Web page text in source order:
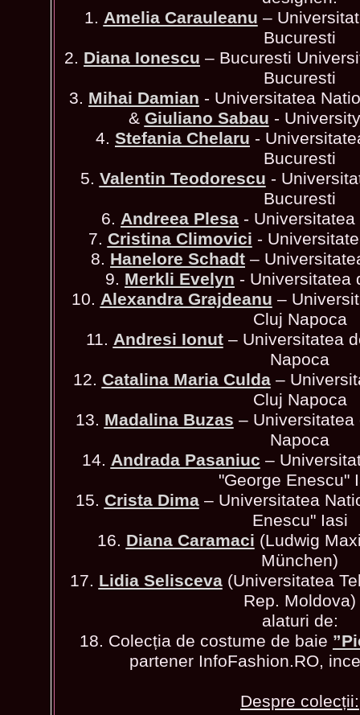
1. Amelia Carauleanu –
Bucuresti
2. Diana Ionescu – Bucuresti
Bucuresti
3. Mihai Damian - Universitatea
& Giuliano Sabau -
4. Stefania Chelaru -
Bucuresti
5. Valentin Teodorescu -
Bucuresti
6. Andreea Plesa -
7. Cristina Climovici -
8. Hanelore Schadt –
9. Merkli Evelyn - Universitatea
10. Alexandra Grajdeanu –
Cluj Napoca
11. Andresi Ionut– Universitatea
Napoca
12. Catalina Maria Culda–
Cluj Napoca
13. Madalina Buzas – Universitatea
Napoca
14. Andrada Pasaniuc –
"George Enescu"
15. Crista Dima– Universitatea
Enescu" Iasi
16. Diana Caramaci (Ludwig
München)
17. Lidia Selisceva(Universitatea
Rep. Moldova)
alaturi de:
18. Colecția de costume de baie
partener InfoFashion.RO,
Despre colecții: